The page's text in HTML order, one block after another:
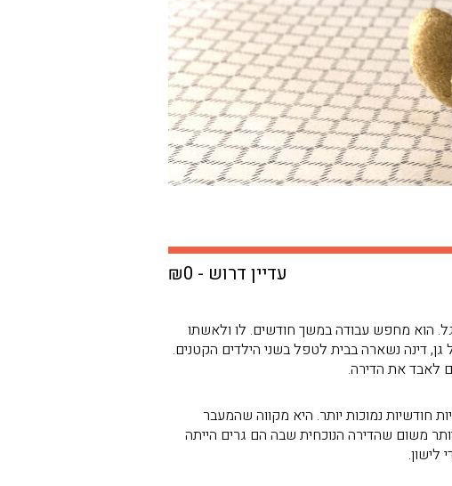
עדיין דרוש - ₪0
רגל. הוא מחפש עבודה במשך חודשים. לו ולאשתו
דינה נשארה בבית לטפל בשני הילדים הקטנים.
לאבד את הדירה.
חודשיות נמוכות יותר. היא מקווה שהמעבר
משום שהדירה הנוכחית שבה הם גרים הייתה
לישון.